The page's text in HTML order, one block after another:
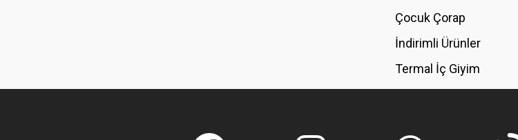
Çocuk Çorap
İndirimli Ürünler
Termal İç Giyim